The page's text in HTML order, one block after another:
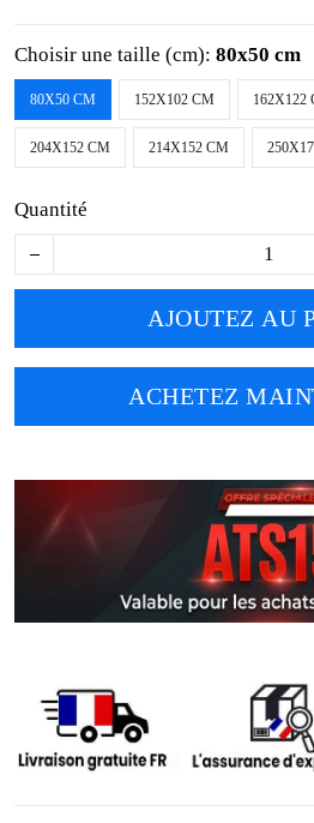
Choisir une taille (cm): 80x50 cm
80X50 CM 152X102 CM 162X122
204X152 CM 214X152 CM
Quantité
AJOUTEZ AU
ACHETEZ